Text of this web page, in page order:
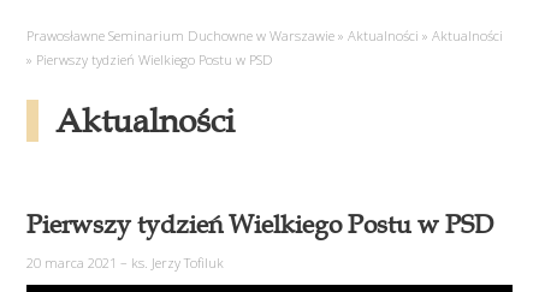
Prawosławne Seminarium Duchowne w Warszawie »Aktualności »Aktualności
» Pierwszy tydzień Wielkiego Postu w PSD
Aktualności
Pierwszy tydzień Wielkiego Postu w PSD
20 marca 2021– ks. Jerzy Tofiluk